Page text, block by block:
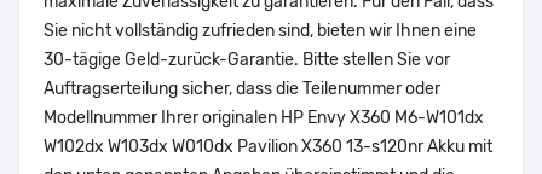
Sie nicht vollständig zufrieden sind, bieten wir Ihnen eine
30-tägige Geld-zurück-Garantie. Bitte stellen Sie vor
Auftragserteilung sicher, dass die Teilenummer oder
Modellnummer Ihrer originalen HP Envy X360 M6-W101dx
W102dx W103dx W010dx Pavilion X360 13-s120nr Akku mit